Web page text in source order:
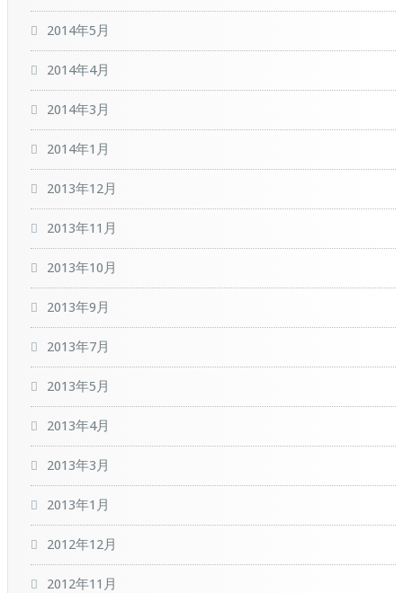
2014年5月
2014年4月
2014年3月
2014年1月
2013年12月
2013年11月
2013年10月
2013年9月
2013年7月
2013年5月
2013年4月
2013年3月
2013年1月
2012年12月
2012年11月